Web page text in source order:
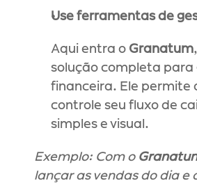
Use ferramentas de
Aqui entra o Granatum
solução completa para
financeira. Ele permite
controle seu fluxo de
simples e visual.
Exemplo: Com o
lançar as vendas do dia e